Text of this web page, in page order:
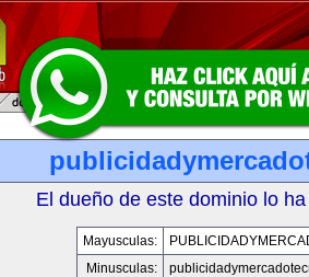
El dueño de este dominio lo
Mayusculas:
Minusculas: